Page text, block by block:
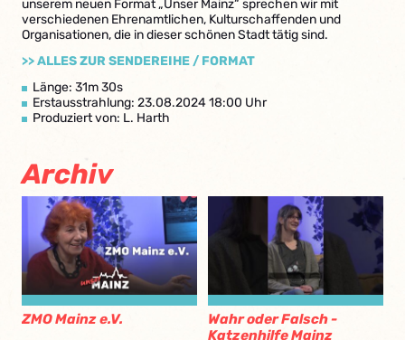
unserem neuen Format „Unser Mainz“ sprechen wir mit
verschiedenen Ehrenamtlichen, Kulturschaffenden und
Organisationen, die in dieser schönen Stadt tätig sind.
>> ALLES ZUR SENDEREIHE / FORMAT
Länge: 31m 30s
Erstausstrahlung: 23.08.2024 18:00 Uhr
Produziert von: L. Harth
Archiv
ZMO Mainz e.V.
Wahr oder Falsch -
Katzenhilfe Mainz